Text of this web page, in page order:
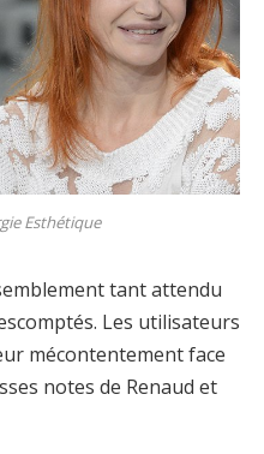
Esthétique
tant attendu
Les utilisateurs
mécontentement face
notes de Renaud et